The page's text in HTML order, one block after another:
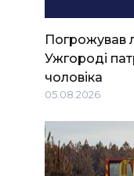
Погрожував
Ужгороді
чоловіка
05.08.2026